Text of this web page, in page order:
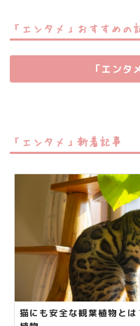
「エンタメ」おすすめの
「エンタ
「エンタメ」新着記事
猫にも安全な観葉植物と